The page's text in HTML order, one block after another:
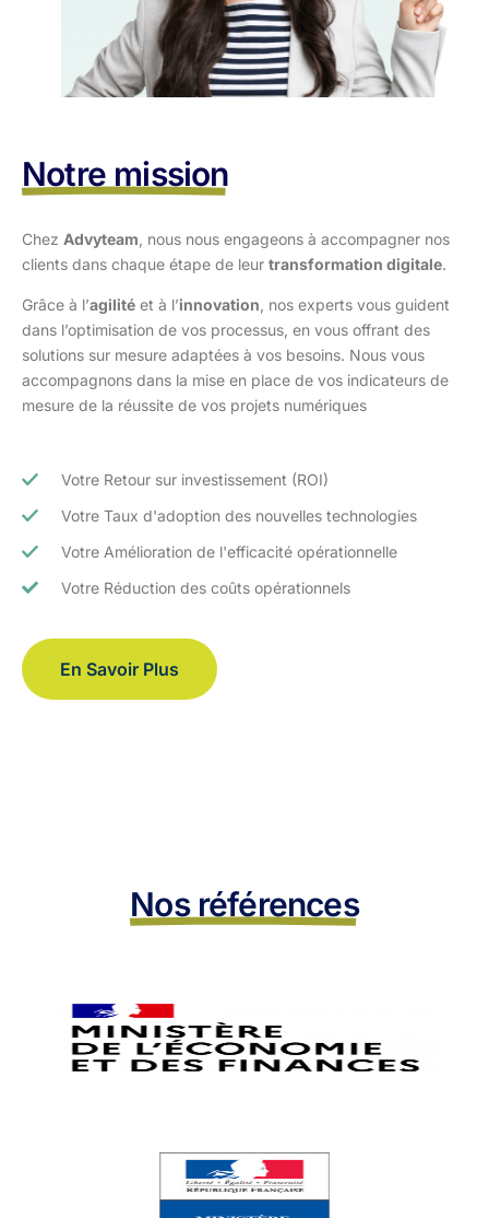
Notre mission
Chez Advyteam , nous nous engageons à accompagner nos
clients dans chaque étape de leur transformation digitale.
Grâce à l’agilité et à l’innovation , nos experts vous guident
dans l’optimisation de vos processus, en vous offrant des
solutions sur mesure adaptées à vos besoins. Nous vous
accompagnons dans la mise en place de vos indicateurs de
mesure de la réussite de vos projets numériques
Votre Retour sur investissement (ROI)
Votre Taux d'adoption des nouvelles technologies
Votre Amélioration de l'efficacité opérationnelle
Votre Réduction des coûts opérationnels
En Savoir Plus
Nos références